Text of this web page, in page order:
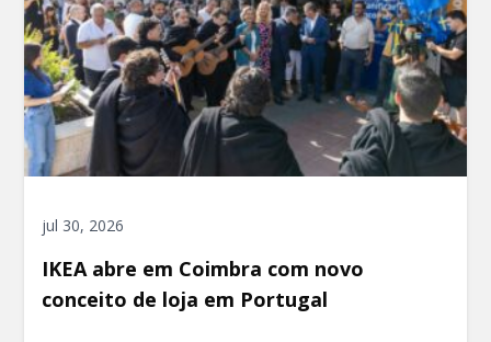
jul 30, 2026
IKEA abre em Coimbra com novo
conceito de loja em Portugal